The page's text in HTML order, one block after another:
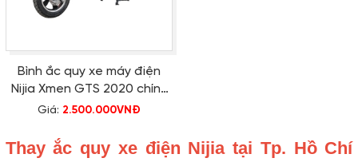
Bình ắc quy xe máy điện
Nijia Xmen GTS 2020 chính
hãng
Giá: 2.500.000VNĐ
Thay ắc quy xe điện Nijia tại Tp. Hồ Chí